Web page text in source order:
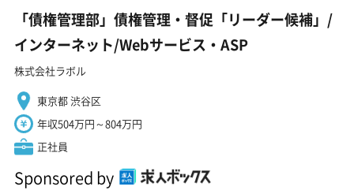
「債権管理部」債権管理・督促「リーダー候補」/
インターネット/Webサービス・ASP
株式会社ラボル
東京都 渋谷区
年収504万円～804万円
正社員
Sponsored by